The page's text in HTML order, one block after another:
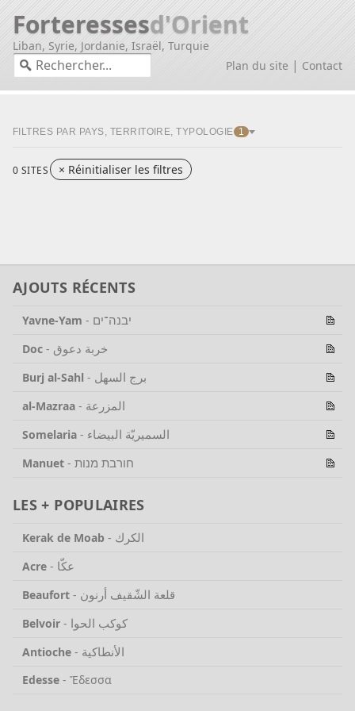
Forteressesd'Orient
Liban, Syrie, Jordanie, Israël, Turquie
Plan du site | Contact
FILTRES PAR PAYS, TERRITOIRE, TYPOLOGIE 1
0 SITES × Réinitialiser les filtres
AJOUTS RÉCENTS
Yavne-Yam - יבנה־ים
Doc - خربة دعوق
Burj al-Sahl - برج السهل
al-Mazraa - المزرعة
Somelaria - السميريّة البيضاء
Manuet - חורבת מנות
LES + POPULAIRES
Kerak de Moab - الكرك
Acre - عكّا
Beaufort - قلعة الشّقيف أرنون
Belvoir - كوكب الحوا
Antioche - الأنطاكية
Edesse - Ἔδεσσα